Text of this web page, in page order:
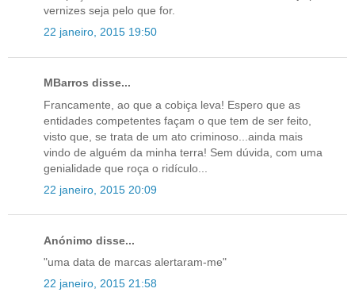
vernizes seja pelo que for.
22 janeiro, 2015 19:50
MBarros disse...
Francamente, ao que a cobiça leva! Espero que as
entidades competentes façam o que tem de ser feito,
visto que, se trata de um ato criminoso...ainda mais
vindo de alguém da minha terra! Sem dúvida, com uma
genialidade que roça o ridículo...
22 janeiro, 2015 20:09
Anónimo disse...
"uma data de marcas alertaram-me"
22 janeiro, 2015 21:58